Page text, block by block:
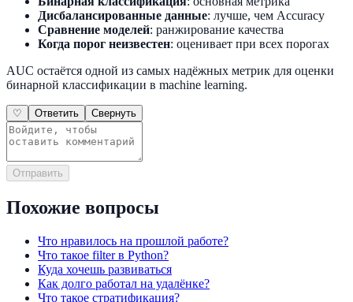
Дисбалансированные данные: лучше, чем Accuracy
Сравнение моделей: ранжирование качества
Когда порог неизвестен: оценивает при всех порогах
AUC остаётся одной из самых надёжных метрик для оценки
бинарной классификации в machine learning.
♡ Ответить Свернуть
Отправить
Похожие вопросы
Что нравилось на прошлой работе?
Что такое filter в Python?
Куда хочешь развиваться
Как долго работал на удалёнке?
Что такое стратификация?